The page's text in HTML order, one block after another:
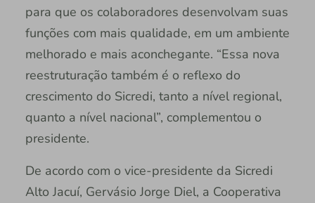
para que os colaboradores desenvolvam suas
funções com mais qualidade, em um ambiente
melhorado e mais aconchegante. “Essa nova
reestruturação também é o reflexo do
crescimento do Sicredi, tanto a nível regional,
quanto a nível nacional”, complementou o
presidente.
De acordo com o vice-presidente da Sicredi
Alto Jacuí, Gervásio Jorge Diel, a Cooperativa